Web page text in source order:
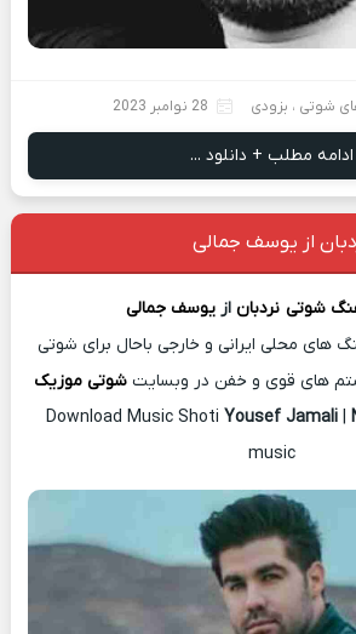
شوتی ، بزودی 28 نوامبر 2023
ادامه مطلب + دانلود ...
از یوسف جمالی
شوتی نردبان از یوسف جمالی
های محلی ایرانی و خارجی باحال برای شوتی
های قوی و خفن در وبسایتشوتی موزیک
Download Music Shoti Yousef Jamali |
music